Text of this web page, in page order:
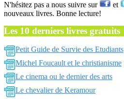
N'hésitez pas a nous suivre sur et
nouveaux livres. Bonne lecture!
Les 10 derniers livres gratuits
Petit Guide de Survie des Etudiants
Michel Foucault et le christianisme
Le cinema ou le dernier des arts
Le chevalier de Keramour